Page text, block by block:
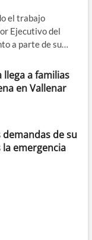
el trabajo
Ejecutivo del
a parte de su…
a familias
en Vallenar
de su
emergencia